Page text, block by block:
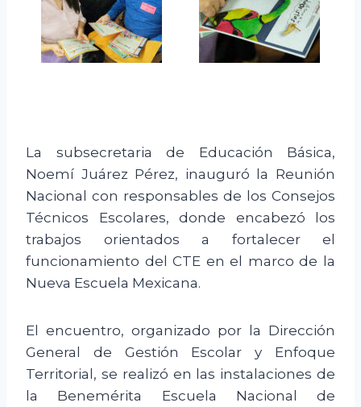
La subsecretaria de Educación Básica,
Noemí Juárez Pérez, inauguró la Reunión
Nacional con responsables de los Consejos
Técnicos Escolares, donde encabezó los
trabajos orientados a fortalecer el
funcionamiento del CTE en el marco de la
Nueva Escuela Mexicana.
El encuentro, organizado por la Dirección
General de Gestión Escolar y Enfoque
Territorial, se realizó en las instalaciones de
la Benemérita Escuela Nacional de